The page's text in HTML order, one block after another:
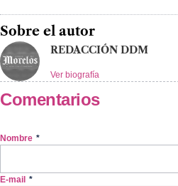
Sobre el autor
REDACCIÓN DDM
Ver biografía
Comentarios
Nombre *
E-mail *